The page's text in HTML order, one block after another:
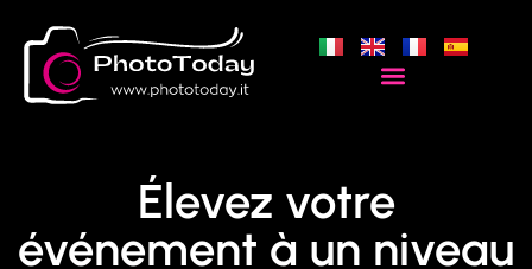
Élevez votre
événement à un niveau